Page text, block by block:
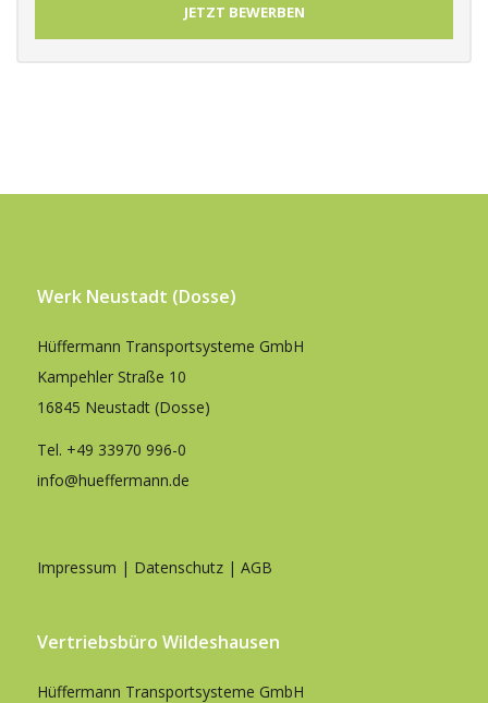
JETZT BEWERBEN
Werk Neustadt (Dosse)
Hüffermann Transportsysteme GmbH
Kampehler Straße 10
16845 Neustadt (Dosse)
Tel. +49 33970 996-0
info@hueffermann.de
Impressum | Datenschutz| AGB
Vertriebsbüro Wildeshausen
Hüffermann Transportsysteme GmbH